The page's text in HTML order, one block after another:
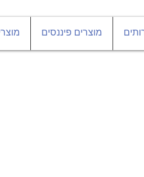
מוצרים פיננסים